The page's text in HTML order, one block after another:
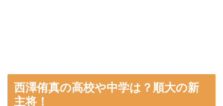
西澤侑真の高校や中学は？順大の新
主将！